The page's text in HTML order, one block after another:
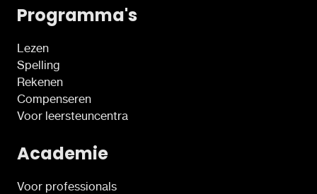
Programma's
Lezen
Spelling
Rekenen
Compenseren
Voor leersteuncentra
Academie
Voor professionals